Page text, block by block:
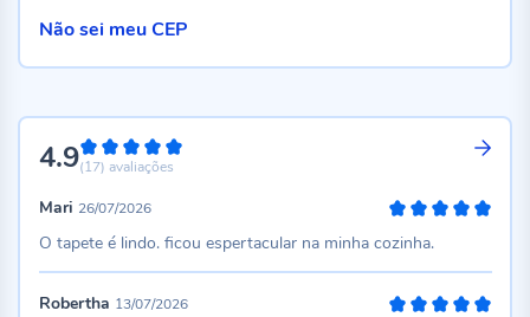
4.998%
(17) avaliações
Mari 26/07/2026
O tapete é lindo. ficou espertacular na minha cozinha.
Robertha 13/07/2026
Não sei meu CEP